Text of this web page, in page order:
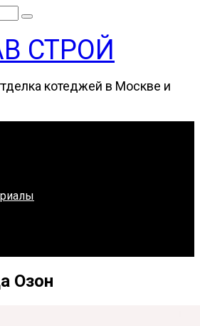
СТРОЙ
котеджей в Москве и
Озон